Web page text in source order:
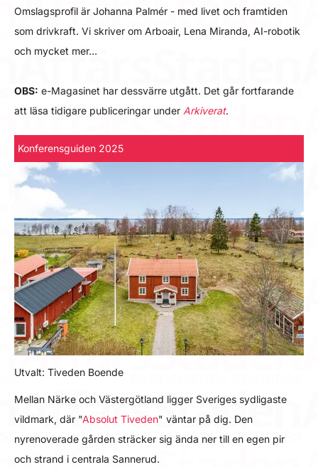
Omslagsprofil är Johanna Palmér - med livet och framtiden
som drivkraft. Vi skriver om Arboair, Lena Miranda, AI-robotik
och mycket mer…
OBS: e-Magasinet har dessvärre utgått. Det går fortfarande
att läsa tidigare publiceringar under Arkiverat.
Konferensguiden 2025
Utvalt: Tiveden Boende
Mellan Närke och Västergötland ligger Sveriges sydligaste
vildmark, där "Absolut Tiveden" väntar på dig. Den
nyrenoverade gården sträcker sig ända ner till en egen pir
och strand i centrala Sannerud.